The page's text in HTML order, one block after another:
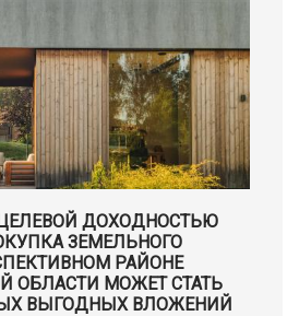
ДОХОДНОСТЬЮ
ЗЕМЕЛЬНОГО
РАЙОНЕ
ОБЛАСТИ МОЖЕТ СТАТЬ
ВЫГОДНЫХ ВЛОЖЕНИЙ